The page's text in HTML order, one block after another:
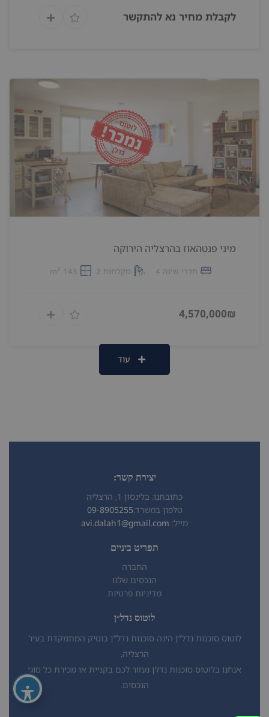
חדרי שינה 4 מקלחות 2
עוד
יצירת קשר:
כתובתנו: בלינסון 1, הרצליה
טלפון במשרד:09-8905255
מייל:
תפריט ביניים
החברה
הנכסים שלנו
מדיניות פרטיות
לוטוס נדל״ן
לוטוס סוכנות נדל”ן הינה סוכנות נדל”ן בוטיק המתמקדת בעיר
הרצליה,
אנחנו בלוטוס סוכנות נדלן נעזור לכם בקניית או מכירת כל סוגי
הנכסים.